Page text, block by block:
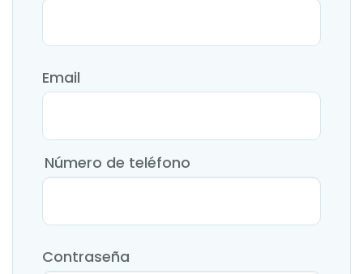
Email
Número de teléfono
Contraseña